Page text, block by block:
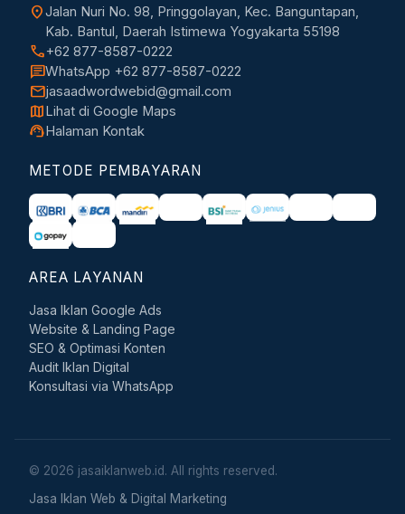
location_onJalan Nuri No. 98, Pringgolayan, Kec. Banguntapan,
Kab. Bantul, Daerah Istimewa Yogyakarta 55198
call+62 877-8587-0222
chatWhatsApp +62 877-8587-0222
mailjasaadwordwebid@gmail.com
mapLihat di Google Maps
support_agentHalaman Kontak
METODE PEMBAYARAN
AREA LAYANAN
Jasa Iklan Google Ads
Website & Landing Page
SEO & Optimasi Konten
Audit Iklan Digital
Konsultasi via WhatsApp
© 2026 jasaiklanweb.id. All rights reserved.
Jasa Iklan Web & Digital Marketing